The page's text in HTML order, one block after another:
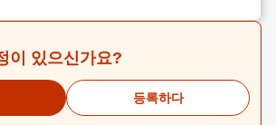
13,600 JPY
포함
포함)입니다! 비즈니스 여행객에게 안성맞
! 무료 주차와 천연 온천탕도 이용하실 수
!
보기
15,400 JPY 선택하다
이 있으신가요?
등록하다